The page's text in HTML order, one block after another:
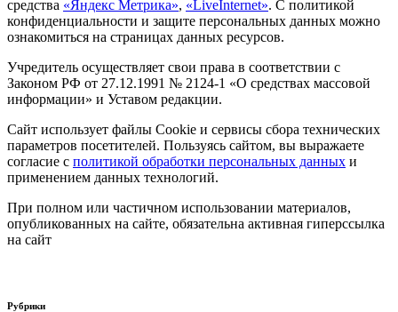
средства «Яндекс Метрика», «LiveInternet». С политикой
конфиденциальности и защите персональных данных можно
ознакомиться на страницах данных ресурсов.
Учредитель осуществляет свои права в соответствии с
Законом РФ от 27.12.1991 № 2124-1 «О средствах массовой
информации» и Уставом редакции.
Сайт использует файлы Cookie и сервисы сбора технических
параметров посетителей. Пользуясь сайтом, вы выражаете
согласие с политикой обработки персональных данных и
применением данных технологий.
При полном или частичном использовании материалов,
опубликованных на сайте, обязательна активная гиперссылка
на сайт
Рубрики